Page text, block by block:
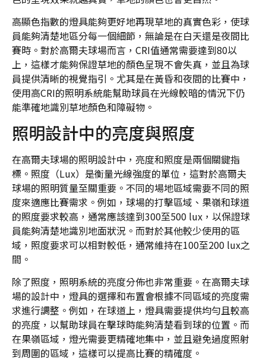
高顯色指數的燈具能夠更好地再現草地的真實色彩，使球
員能夠清楚地區分每一個細節，無論是在白天還是夜間比
賽時。對於高爾夫球場而言，CRI值通常需要達到80以
上，這樣才能夠保證草地的顏色呈現不會失真，並且為球
員提供清晰的視覺指引。尤其是在黃昏和夜間的比賽中，
使用高CRI的照明系統能幫助球員在光線較暗的情況下仍
能準確地識別草地顏色和障礙物。
照明設計中的亮度與照度
在高爾夫球場的照明設計中，亮度和照度是兩個關鍵指
標。照度（Lux）是衡量光線強度的單位，這對於高爾夫
球場的照明質量至關重要。不同的場地區域需要不同的照
度來適應比賽需求。例如，球場的打擊區域、果嶺和球道
的照度要求較高，通常應該達到300至500 lux，以保證球
員能夠清楚地識別地面狀況。而對於其他較少使用的區
域，照度要求可以相對較低，通常維持在100至200 lux之
間。
除了照度，照明系統的亮度分佈也非常重要。在高爾夫球
場的設計中，燈具的選擇和布置會根據不同區域的亮度需
求進行調整。例如，在球道上，燈具需要提供均勻且較高
的亮度，以幫助球員在擊球時能夠清楚看到球的位置。而
在果嶺區域，燈光需要更精確地集中，並且避免過度照射
到周圍的區域，這樣可以提高比賽的精確度。